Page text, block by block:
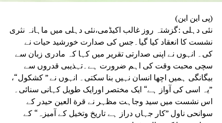
(پی این این)
نئی دہلی :گزشتہ روز غالب اکیڈمی،نئی دہلی میں ماہانہ نثری
نشست کا انعقاد کیا گیا۔جس کی صدارت خورشید حیات نے
کی۔ انہوں نے اپنی صدارتی تقریر میں کہا کہ مادری زبان سے
سچی محبت وقت کی اہم ضرورت ہے۔تہذیبی قدروں سے
بیگانگی ہمیں اچھا انسان نہیں بنا سکتی۔ انہوں نے ” کشکول“،
”یہ اسی کی آواز ہے“ ایک مختصر اورایک طویل کہانی سنائی۔
اس نشست میں سید وجاہت مظہر نے قرة العین حیدر کے
سوانحی ناول ”کار جہاں دراز ہے تاریخ وتخیل کے آمیزہ“ کے